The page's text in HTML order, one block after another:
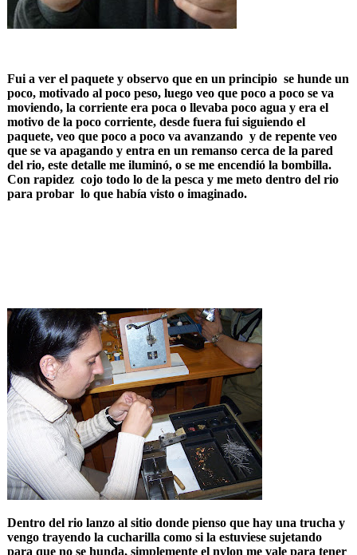
Fui a ver el paquete y observo que en un principio se hunde un
poco, motivado al poco peso, luego veo que poco a poco se va
moviendo, la corriente era poca o llevaba poco agua y era el
motivo de la poco corriente, desde fuera fui siguiendo el
paquete, veo que poco a poco va avanzando y de repente veo
que se va apagando y entra en un remanso cerca de la pared
del rio, este detalle me iluminó, o se me encendió la bombilla.
Con rapidez cojo todo lo de la pesca y me meto dentro del rio
para probar lo que había visto o imaginado.
Dentro del rio lanzo al sitio donde pienso que hay una trucha y
vengo trayendo la cucharilla como si la estuviese sujetando
para que no se hunda, simplemente el nylon me vale para tener